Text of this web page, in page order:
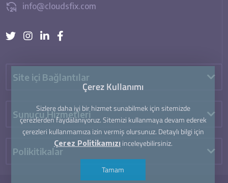
info@cloudsfix.com
Site içi Bağlantılar
Sunucu Hizmetleri
Polikitikalar
Çerez Kullanımı
Sizlere daha iyi bir hizmet sunabilmek için sitemizde
çerezlerden faydalanıyoruz. Sitemizi kullanmaya devam ederek
çerezleri kullanmamıza izin vermiş olursunuz. Detaylı bilgi için
Çerez Politikamızıinceleyebilirsiniz.
Tamam